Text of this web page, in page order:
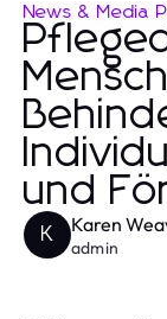
News & Media
und
K Karen
admin